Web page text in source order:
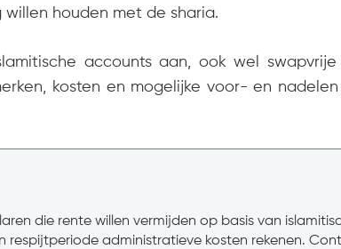
houden met de sharia.
accounts aan, ook wel swapvrije
kosten en mogelijke voor- en nadelen
die rente willen vermijden op basis van
respijtperiode administratieve kosten rekenen.